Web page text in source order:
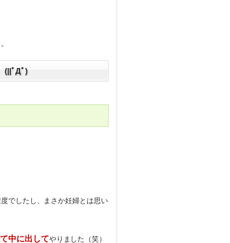
(||ﾟДﾟ)
でしたし、まさか妊婦とは思い
中に出してやりました（笑）